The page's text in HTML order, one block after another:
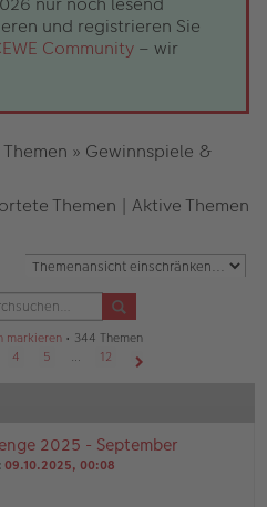
und registrieren Sie
Community – wir
» Gewinnspiele &
Themen | Aktive Themen
markieren • 344 Themen
4 5 …
12
2025 - September
09.10.2025, 00:08